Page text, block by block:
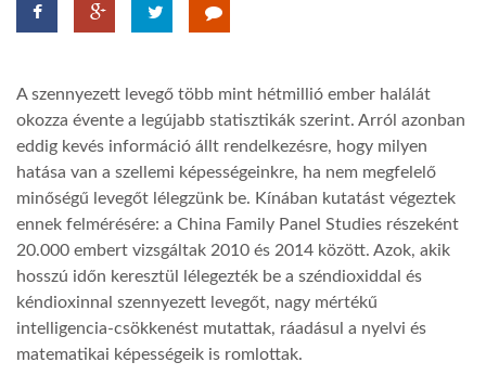
TROPICALMAGAZIN
GLOBOTV
AFRIKA TUDÁSTÁR
A NAP SZÉPE
A szennyezett levegő több mint hétmillió ember halálát
okozza évente a legújabb statisztikák szerint. Arról azonban
eddig kevés információ állt rendelkezésre, hogy milyen
hatása van a szellemi képességeinkre, ha nem megfelelő
minőségű levegőt lélegzünk be. Kínában kutatást végeztek
ennek felmérésére: a China Family Panel Studies részeként
20.000 embert vizsgáltak 2010 és 2014 között. Azok, akik
hosszú időn keresztül lélegezték be a széndioxiddal és
kéndioxinnal szennyezett levegőt, nagy mértékű
intelligencia-csökkenést mutattak, ráadásul a nyelvi és
matematikai képességeik is romlottak.